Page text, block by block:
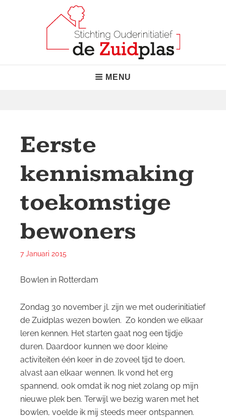
Stichting Ouderinitiatief de
"Normaal waar het kan, bijzonder waar nodig!"
MENU
Eerste
kennismaking
toekomstige
bewoners
7 Januari 2015
Bowlen in Rotterdam
Zondag 30 november jl. zijn we met ouderinitiatief
de Zuidplas wezen bowlen. Zo konden we elkaar
leren kennen. Het starten gaat nog een tijdje
duren. Daardoor kunnen we door kleine
activiteiten één keer in de zoveel tijd te doen,
alvast aan elkaar wennen. Ik vond het erg
spannend, ook omdat ik nog niet zolang op mijn
nieuwe plek ben. Terwijl we bezig waren met het
bowlen, voelde ik mij steeds meer ontspannen.